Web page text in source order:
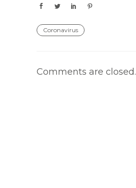
Coronavirus
Comments are closed.